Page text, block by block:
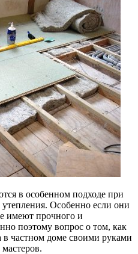
в особенном подходе при
Особенно если они
имеют прочного и
поэтому вопрос о том, как
в частном доме своими руками